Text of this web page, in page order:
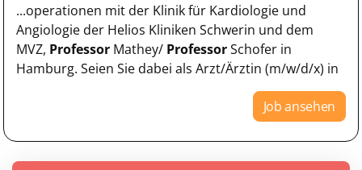
...operationen mit der Klinik für Kardiologie und
Angiologie der Helios Kliniken Schwerin und dem
MVZ, Professor Mathey/ ProfessorSchofer in
Hamburg. Seien Sie dabei als Arzt/Ärztin (m/w/d/x) in
Job ansehen